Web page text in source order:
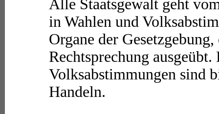
Alle Staatsgewalt geht
in Wahlen und
Organe der
Rechtsprechung
Volksabstimmungen sind
Handeln.